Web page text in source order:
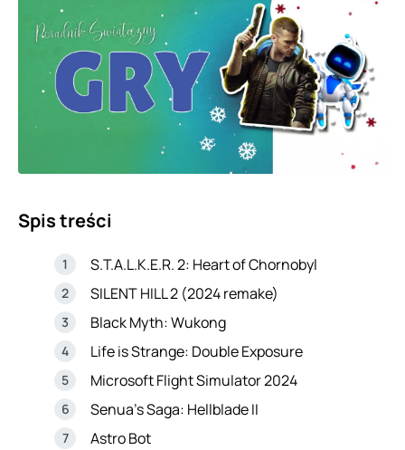
Spis treści
S.T.A.L.K.E.R. 2: Heart of Chornobyl
SILENT HILL 2 (2024 remake)
Black Myth: Wukong
Life is Strange: Double Exposure
Microsoft Flight Simulator 2024
Senua’s Saga: Hellblade II
Astro Bot